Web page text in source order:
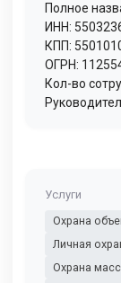
Полное
ИНН:
КПП:
ОГРН:
Кол-во
Услуги
Охрана
Личная
Охрана